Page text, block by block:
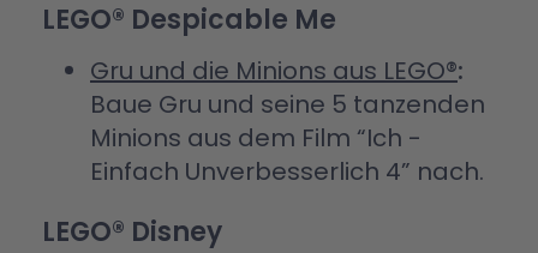
LEGO® Despicable Me
Gru und die Minions aus LEGO®:
Baue Gru und seine 5 tanzenden
Minions aus dem Film “Ich -
Einfach Unverbesserlich 4” nach.
LEGO® Disney